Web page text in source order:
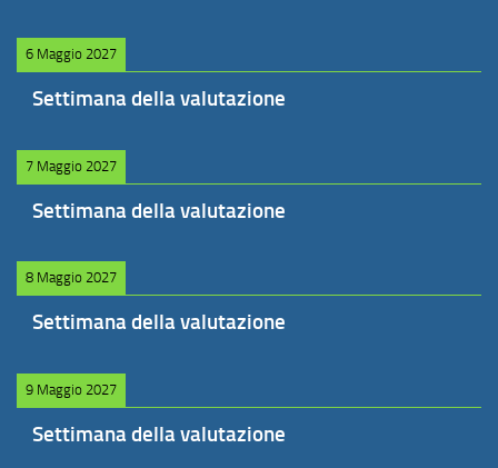
6 Maggio 2027
Settimana della valutazione
7 Maggio 2027
Settimana della valutazione
8 Maggio 2027
Settimana della valutazione
9 Maggio 2027
Settimana della valutazione